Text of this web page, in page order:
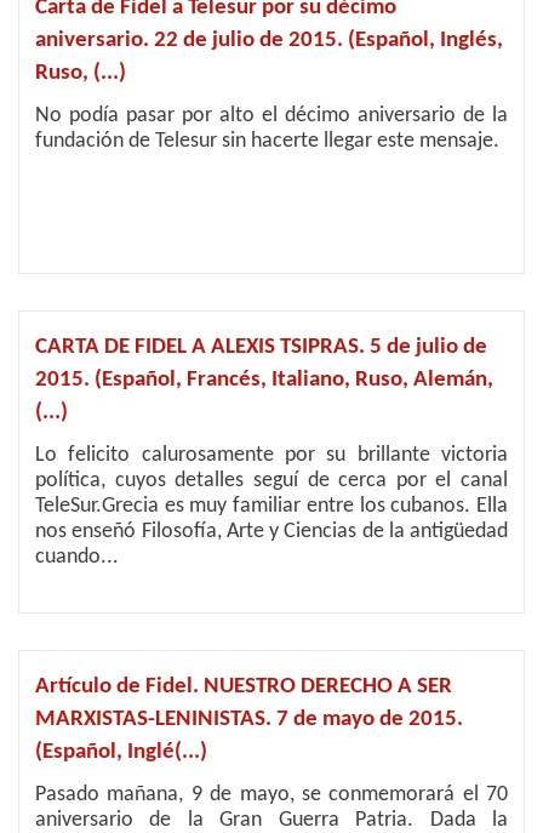
Carta de Fidel a Telesur por su décimo
aniversario. 22 de julio de 2015. (Español, Inglés,
Ruso, (...)
No podía pasar por alto el décimo aniversario de la
fundación de Telesur sin hacerte llegar este mensaje.
CARTA DE FIDEL A ALEXIS TSIPRAS. 5 de julio de
2015. (Español, Francés, Italiano, Ruso, Alemán,
(...)
Lo felicito calurosamente por su brillante victoria
política, cuyos detalles seguí de cerca por el canal
TeleSur.Grecia es muy familiar entre los cubanos. Ella
nos enseñó Filosofía, Arte y Ciencias de la antigüedad
cuando...
Artículo de Fidel. NUESTRO DERECHO A SER
MARXISTAS-LENINISTAS. 7 de mayo de 2015.
(Español, Inglé(...)
Pasado mañana, 9 de mayo, se conmemorará el 70
aniversario de la Gran Guerra Patria. Dada la